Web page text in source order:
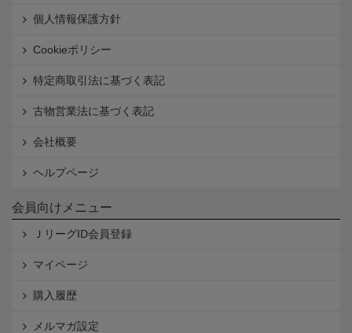
個人情報保護方針
Cookieポリシー
特定商取引法に基づく表記
古物営業法に基づく表記
会社概要
ヘルプページ
会員向けメニュー
ＪリーグID会員登録
マイページ
購入履歴
メルマガ設定